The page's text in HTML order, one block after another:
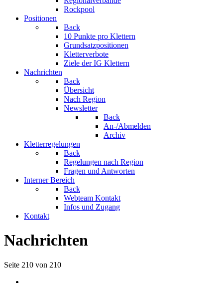
Rockpool
Positionen
Back
10 Punkte pro Klettern
Grundsatzpositionen
Kletterverbote
Ziele der IG Klettern
Nachrichten
Back
Übersicht
Nach Region
Newsletter
Back
An-/Abmelden
Archiv
Kletterregelungen
Back
Regelungen nach Region
Fragen und Antworten
Interner Bereich
Back
Webteam Kontakt
Infos und Zugang
Kontakt
Nachrichten
Seite 210 von 210